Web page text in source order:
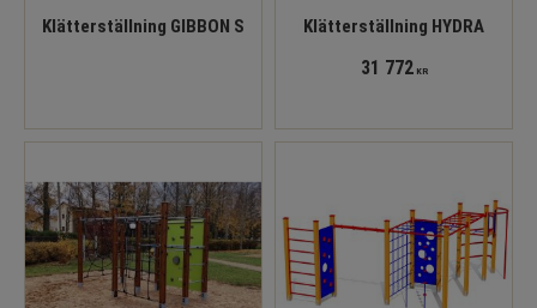
Klätterställning GIBBON S Klätterställning HYDRA
31 772KR